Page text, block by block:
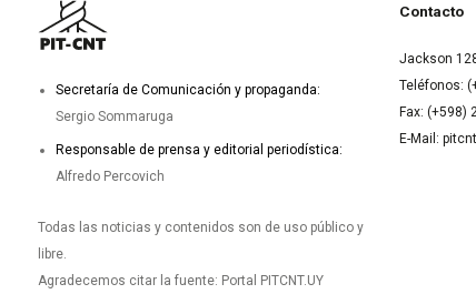
Secretaría de Comunicación y propaganda:
Sergio Sommaruga
Responsable de prensa y editorial periodística:
Alfredo Percovich
Todas las noticias y contenidos son de uso público y
libre.
Agradecemos citar la fuente: Portal PITCNT.UY
Contacto
Jackson
Teléfonos:
Fax: (+598)
E-Mail: